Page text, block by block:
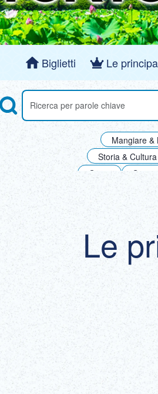
Biglietti Le
Search
Ricerca di attrazioni per parole chiave
Mangiare &
Storia & Cultura
Ginza
Le